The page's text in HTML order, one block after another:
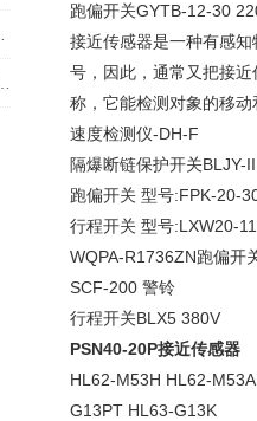
跑偏开关GYTB-12-30
接近传感器是一种有感
号，因此，通常又把接
称，它能检测对象的移
速度检测仪-DH-F
隔爆断链保护开关BLJY-II
跑偏开关 型号:FPK-20-
行程开关 型号:LXW20-
WQPA-R1736ZN跑偏开
SCF-200 警铃
行程开关BLX5 380V
PSN40-20P接近传感器
HL62-M53H HL62-
G13PT HL63-G13K